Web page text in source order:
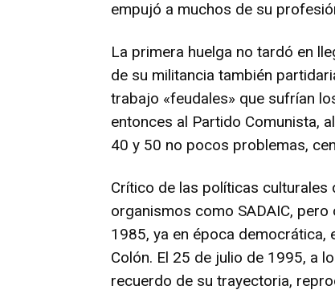
empujó a muchos de su
La primera huelga no tardó en
de su militancia también
trabajo «feudales» que sufrían
entonces al Partido Comunista,
40 y 50 no pocos problemas,
Crítico de las políticas
organismos como SADAIC,
1985, ya en época democrática,
Colón. El 25 de julio de 1995, a
recuerdo de su trayectoria,